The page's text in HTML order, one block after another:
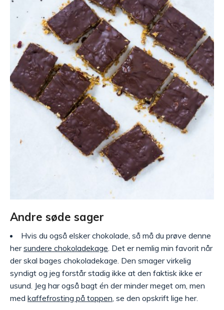
Andre søde sager
Hvis du også elsker chokolade, så må du prøve denne
hersundere chokoladekage. Det er nemlig min favorit når
der skal bages chokoladekage. Den smager virkelig
syndigt og jeg forstår stadig ikke at den faktisk ikke er
usund. Jeg har også bagt én der minder meget om, men
med kaffefrosting på toppen, se den opskrift lige her.